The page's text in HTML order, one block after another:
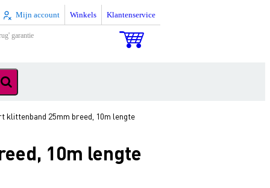
Mijn account Winkels Klantenservice
garantie
25mm breed, 10m lengte
10m lengte